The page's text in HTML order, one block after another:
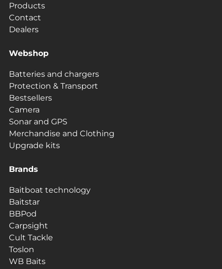
Products
Contact
Dealers
Webshop
Batteries and chargers
Protection & Transport
Bestsellers
Camera
Sonar and GPS
Merchandise and Clothing
Upgrade kits
Brands
Baitboat technology
Baitstar
BBPod
Carpsight
Cult Tackle
Toslon
WB Baits